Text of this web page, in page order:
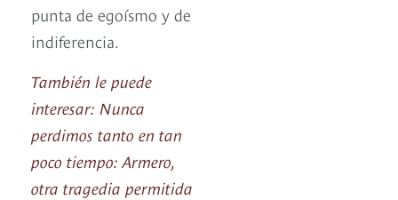
punta de egoísmo y de
indiferencia.
También le puede
interesar: Nunca
perdimos tanto en tan
poco tiempo: Armero,
otra tragedia permitida